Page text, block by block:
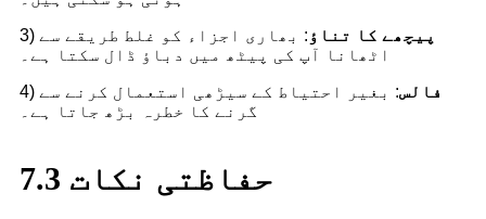
3)
پیچھے کا تناؤ : بھاری اجزاء کو غلط طریقے سے
اٹھانا آپ کی پیٹھ میں دباؤ ڈال سکتا ہے۔
4)
فالس: بغیر احتیاط کے سیڑھی استعمال کرنے سے
گرنے کا خطرہ بڑھ جاتا ہے۔
7.3 حفاظتی نکات